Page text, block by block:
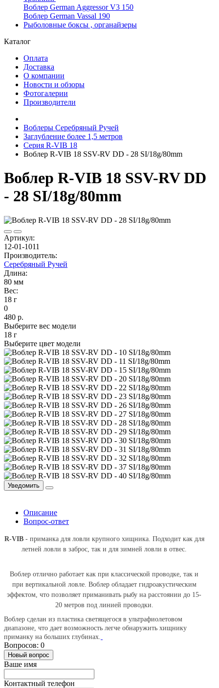
Воблер German Aggressor V3 150
Воблер German Vassal 190
Рыболовные боксы , органайзеры
Каталог
Оплата
Доставка
О компании
Новости и обзоры
Фотогалерии
Производители
Воблеры Серебряный Ручей
Заглубление более 1,5 метров
Серия R-VIB 18
Воблер R-VIB 18 SSV-RV DD - 28 SI/18g/80mm
Воблер R-VIB 18 SSV-RV DD
- 28 SI/18g/80mm
Артикул:
12-01-1011
Производитель:
Серебряный Ручей
Длина:
80 мм
Вес:
18 г
0
480 р.
Выберите вес модели
18 г
Выберите цвет модели
Уведомить
Описание
Вопрос-ответ
R-VIB- приманка для ловли крупного хищника. Подходит как для
летней ловли в заброс, так и для зимней ловли в отвес.
Воблер отлично работает как при классической проводке, так и
при вертикальной ловле. Воблер обладает гидроакустическим
эффектом, что позволяет приманивать рыбу на расстоянии до 15-
20 метров под линией проводки.
Воблер сделан из пластика светящегося в ультрафиолетовом
диапазоне, что дает возможность легче обнаружить хищнику
приманку на больших глубинах.
Вопросов: 0
Новый вопрос
Ваше имя
Контактный телефон